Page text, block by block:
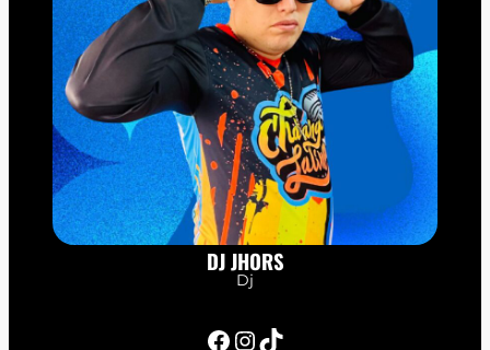
DJ JHORS
Dj
Facebook InstagramTikTok